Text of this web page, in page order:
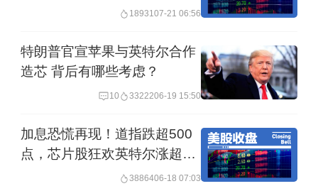
存储芯片板块分化，美光科技跌
6.62%，希捷科技、西部数据跌超1%，
闪迪涨1.80%。
福特汽车跌近7.5%，结束此前两个交易
日超20%的反弹行情，摩根士丹利发布
攻，中国资产闪耀阿里巴巴涨
1893107-21 06:56
特朗普官宣苹果与英特尔合作
造芯 背后有哪些考虑？
10 3322206-19 15:50
加息恐慌再现！道指跌超500
点，芯片股狂欢英特尔涨超
3%，SpaceX跌近5%上市以
3886406-18 07:03